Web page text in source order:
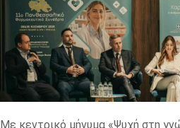
Με κεντρικό μήνυμα «Ψυχή στη